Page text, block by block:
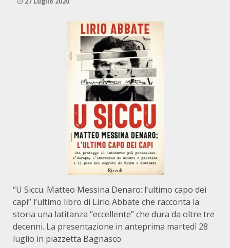
“U Siccu. Matteo Messina Denaro: l’ultimo capo dei
capi” l’ultimo libro di Lirio Abbate che racconta la
storia una latitanza “eccellente” che dura da oltre tre
decenni. La presentazione in anteprima martedì 28
luglio in piazzetta Bagnasco